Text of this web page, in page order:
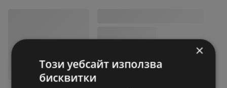
×
Този уебсайт използва
бисквитки